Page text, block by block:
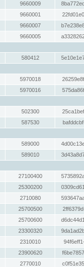
9660009
9660001
9660007
9660005
580412
5970018
5970016
502300
587530
589000
589010
27100400
25300200
2710080
25700500
25700600
23300320
2310010
23900620
2770010